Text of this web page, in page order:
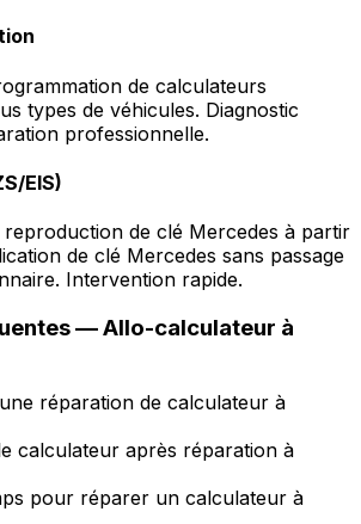
de calculateurs
types de véhicules. Diagnostic
professionnelle.
EIS)
de clé Mercedes à partir
de clé Mercedes sans passage
Intervention rapide.
—Allo-calculateur à
réparation de calculateur à
calculateur après réparation à
pour réparer un calculateur à